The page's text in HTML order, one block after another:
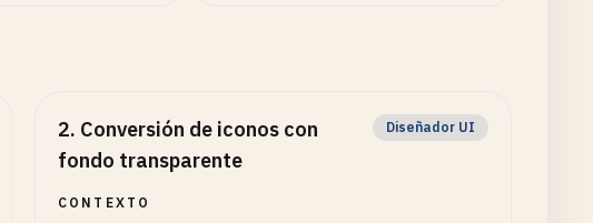
2. Conversión de iconos con
fondo transparente
Diseñador UI
CONTEXTO